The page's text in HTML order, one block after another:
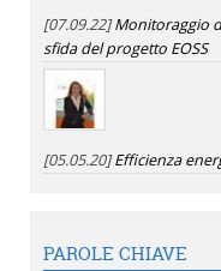
[07.09.22]Monitoraggio
sfida del progetto EOSS
[05.05.20]Efficienza
PAROLE CHIAVE